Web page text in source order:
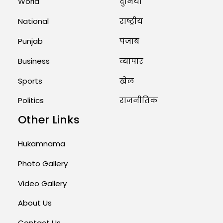
August 1, 2026 11:24 AM
National
Punjab
Business
Sports
Politics
राष्ट्रीय
पंजाब
व्यापार
खेल
राजनीतिक
Other Links
Hukamnama
Photo Gallery
Video Gallery
About Us